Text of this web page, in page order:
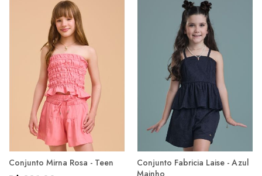
Conjunto Mirna Rosa - Teen
Conjunto Fabricia Laise - Azul